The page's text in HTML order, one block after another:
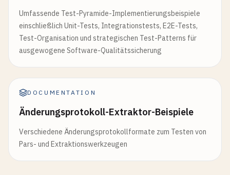
Umfassende Test-Pyramide-Implementierungsbeispiele
einschließlich Unit-Tests, Integrationstests, E2E-Tests,
Test-Organisation und strategischen Test-Patterns für
ausgewogene Software-Qualitätssicherung
DOCUMENTATION
Änderungsprotokoll-Extraktor-Beispiele
Verschiedene Änderungsprotokollformate zum Testen von
Pars- und Extraktionswerkzeugen